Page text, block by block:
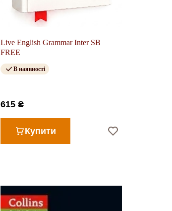
Live English Grammar Inter SB
FREE
В наявності
615 ₴
Купити